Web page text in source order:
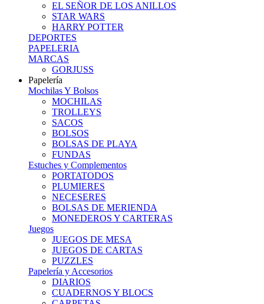
EL SEÑOR DE LOS ANILLOS
STAR WARS
HARRY POTTER
DEPORTES
PAPELERIA
MARCAS
GORJUSS
Papelería
Mochilas Y Bolsos
MOCHILAS
TROLLEYS
SACOS
BOLSOS
BOLSAS DE PLAYA
FUNDAS
Estuches y Complementos
PORTATODOS
PLUMIERES
NECESERES
BOLSAS DE MERIENDA
MONEDEROS Y CARTERAS
Juegos
JUEGOS DE MESA
JUEGOS DE CARTAS
PUZZLES
Papelería y Accesorios
DIARIOS
CUADERNOS Y BLOCS